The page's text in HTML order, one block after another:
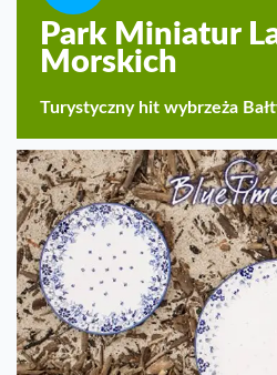
Park Miniatur
Morskich
Turystyczny hit wybrzeża